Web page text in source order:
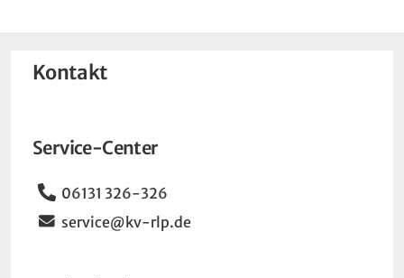
Kontakt
Service-Center
Telefon
06131 326-326
Email
service@kv-rlp.de